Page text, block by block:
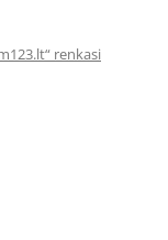
renkasi